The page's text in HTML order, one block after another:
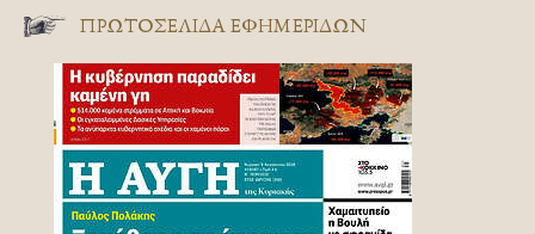
ΠΡΩΤΟΣΈΛΙΔΑ ΕΦΗΜΕΡΊΔΩΝ